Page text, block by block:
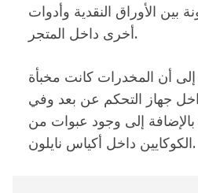
بين الأوراق النقدية وأدوات
أخرى داخل المتجر.
أن المخدرات كانت مخبأة
جهاز التحكم عن بعد وفي
إلى وجود عبوات من
الكوكايين داخل أكياس نايلون.